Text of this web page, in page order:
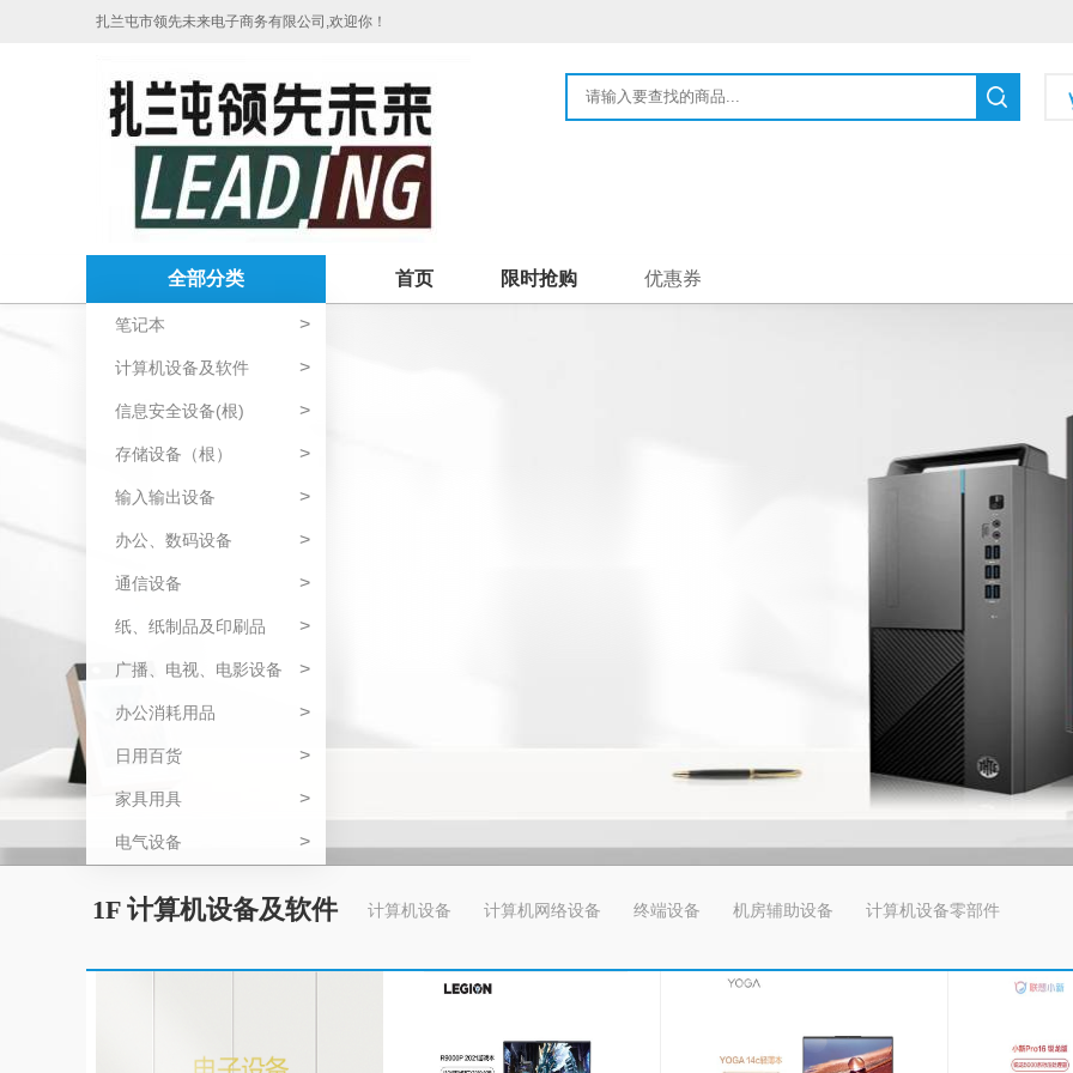
扎兰屯市领先未来电子商务有限公司,欢迎你！
全部分类
笔记本 >
计算机设备及软件 >
信息安全设备(根) >
存储设备（根） >
输入输出设备 >
办公、数码设备 >
通信设备 >
纸、纸制品及印刷品 >
广播、电视、电影设备 >
办公消耗用品 >
日用百货 >
家具用具 >
电气设备 >
首页 限时抢购 优惠券
1F 计算机设备及软件 计算机设备 计算机网络设备 终端设备 机房辅助设备 计算机设备零部件